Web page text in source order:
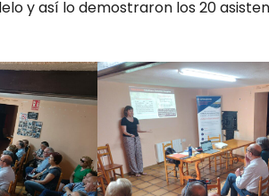
y así lo demostraron los 20